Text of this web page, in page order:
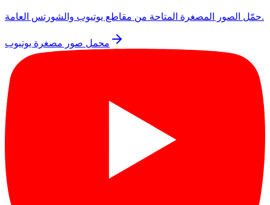
حمّل الصور المصغرة المتاحة من مقاطع يوتيوب والشورتس العامة.
محمل صور مصغرة يوتيوب